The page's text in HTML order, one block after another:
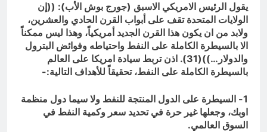
يقول الرئيس الامريكي الاسبق (جورج بوش الأب): ((إن
الولايات المتحدة تقف على أبواب القرن الحادي والعشرين،
ولابد من ان يكون هذا القرن الجديد أمريكياً، وهذا ليس ممكناً
الا بالسيطرة الكاملة على النفط واحتياطه وفوائض البترول
والدولار…))(31). اذن تربط سيادة امريكا على العالم
بالسيطرة الكاملة على النفط، تحقيقاً للأهداف التالية:-
1- السيطرة على الدول المنتجة للنفط ولا سيما دول منظمة
اوبك، وجعلها غير حرة في تحديد سعر وكمية النفط في
السوق العالمي.